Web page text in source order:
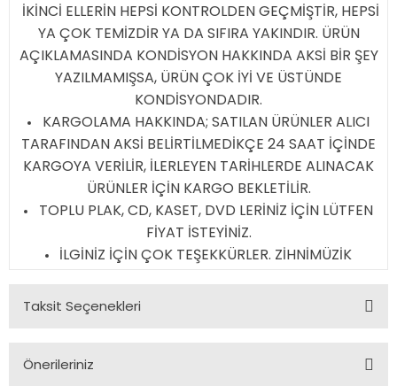
İKİNCİ ELLERİN HEPSİ KONTROLDEN GEÇMİŞTİR, HEPSİ
YA ÇOK TEMİZDİR YA DA SIFIRA YAKINDIR. ÜRÜN
AÇIKLAMASINDA KONDİSYON HAKKINDA AKSİ BİR ŞEY
YAZILMAMIŞSA, ÜRÜN ÇOK İYİ VE ÜSTÜNDE
KONDİSYONDADIR.
KARGOLAMA HAKKINDA; SATILAN ÜRÜNLER ALICI
TARAFINDAN AKSİ BELİRTİLMEDİKÇE 24 SAAT İÇİNDE
KARGOYA VERİLİR, İLERLEYEN TARİHLERDE ALINACAK
ÜRÜNLER İÇİN KARGO BEKLETİLİR.
TOPLU PLAK, CD, KASET, DVD LERİNİZ İÇİN LÜTFEN
FİYAT İSTEYİNİZ.
İLGİNİZ İÇİN ÇOK TEŞEKKÜRLER. ZİHNİMÜZİK
Taksit Seçenekleri
Önerileriniz